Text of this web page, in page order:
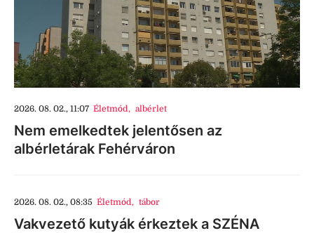
2026. 08. 02., 11:07 Életmód, albérlet
Nem emelkedtek jelentősen az
albérletárak Fehérváron
2026. 08. 02., 08:35 Életmód, tábor
Vakvezető kutyák érkeztek a SZÉNA